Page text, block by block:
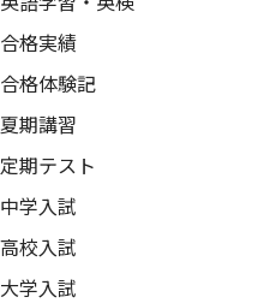
合格実績
合格体験記
夏期講習
定期テスト
中学入試
高校入試
大学入試